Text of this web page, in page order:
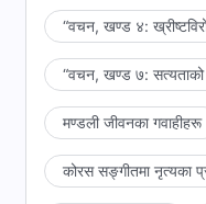
तिनीहरूले परमेश्‍वरको
उहाँ हरेक क्षण कसरी
“वचन, खण्ड ४:
“वचन, खण्ड ७: सत्यताको
मण्डली जीवनका गवाहीहरू
कोरस सङ्गीतमा नृत्यका